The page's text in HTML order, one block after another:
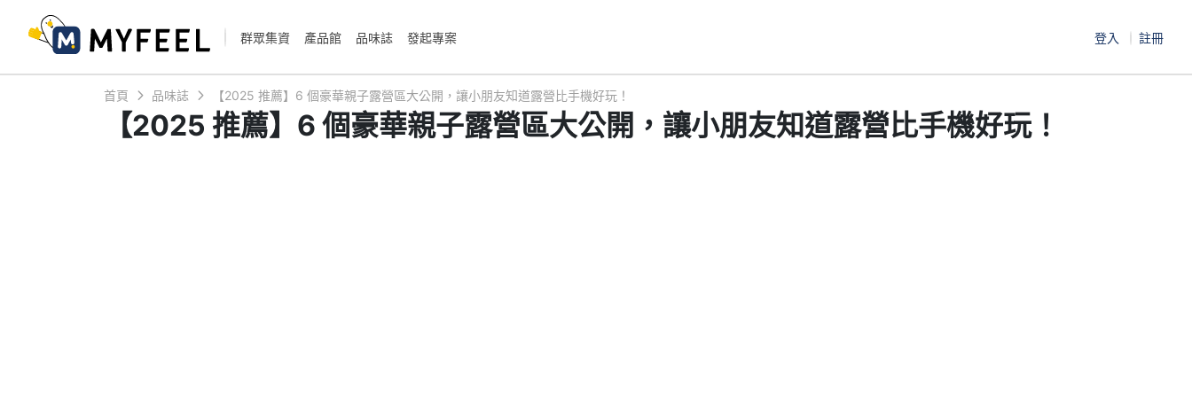
群眾集資 產品館 品味誌 發起專案 登入 註冊
首頁 品味誌 【2025 推薦】6 個豪華親子露營區大公開，讓小朋友知道露營比手機好玩！
【2025 推薦】6 個豪華親子露營區大公開，讓小朋友知道露營比手機好玩！